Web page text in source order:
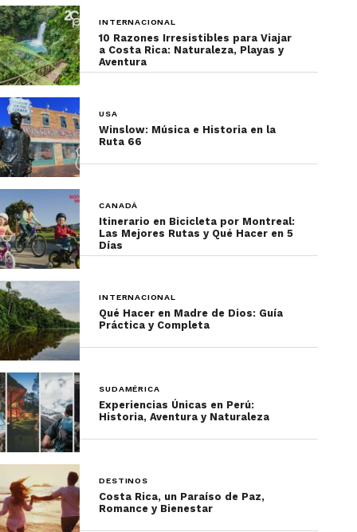
INTERNACIONAL
10 Razones Irresistibles para Viajar
a Costa Rica: Naturaleza, Playas y
Aventura
USA
Winslow: Música e Historia en la
Ruta 66
CANADÁ
Itinerario en Bicicleta por Montreal:
Las Mejores Rutas y Qué Hacer en 5
Días
INTERNACIONAL
Qué Hacer en Madre de Dios: Guía
Práctica y Completa
SUDAMÉRICA
Experiencias Únicas en Perú:
Historia, Aventura y Naturaleza
DESTINOS
Costa Rica, un Paraíso de Paz,
Romance y Bienestar